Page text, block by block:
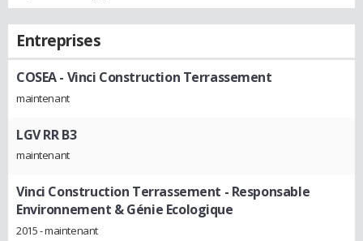
Entreprises
COSEA - Vinci Construction Terrassement
maintenant
LGV RR B3
maintenant
Vinci Construction Terrassement - Responsable
Environnement & Génie Ecologique
2015 - maintenant